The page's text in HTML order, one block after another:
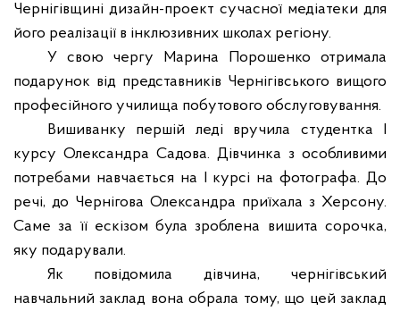
Чернігівщині дизайн-проект сучасної медіатеки для
його реалізації в інклюзивних школах регіону.
У свою чергу Марина Порошенко отримала
подарунок від представників Чернігівського вищого
професійного училища побутового обслуговування.
Вишиванку першій леді вручила студентка І
курсу Олександра Садова. Дівчинка з особливими
потребами навчається на І курсі на фотографа. До
речі, до Чернігова Олександра приїхала з Херсону.
Саме за її ескізом була зроблена вишита сорочка,
яку подарували.
Як повідомила дівчина, чернігівський
навчальний заклад вона обрала тому, що цей заклад